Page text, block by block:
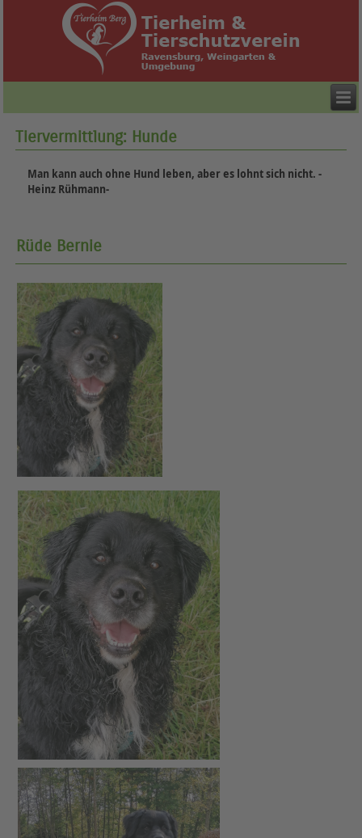
Tiervermittlung: Hunde
Man kann auch ohne Hund leben, aber es lohnt sich nicht. -
Heinz Rühmann-
Rüde Bernie